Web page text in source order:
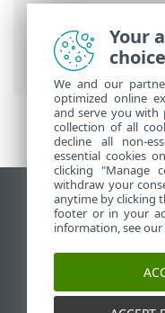
HOME 사용>
ESET HOME 계
데스크톱 사이트
End of Life
ESET 지식 베이스
ESET Status
Your
choice
We and our
optimized online
and serve you with
collection of all
decline all non-
essential cookies
clicking "Manage
withdraw your
anytime by clicking
footer or in your
information, see our